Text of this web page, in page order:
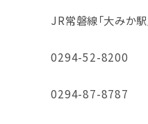
JR常磐線「大みか
0294-52-8200
0294-87-8787